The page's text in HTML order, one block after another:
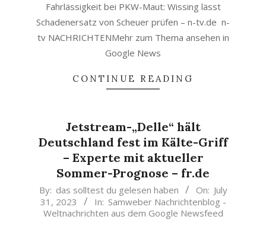
Fahrlässigkeit bei PKW-Maut: Wissing lässt
Schadenersatz von Scheuer prüfen – n-tv.de n-
tv NACHRICHTENMehr zum Thema ansehen in
Google News
CONTINUE READING
Jetstream-„Delle“ hält
Deutschland fest im Kälte-Griff
– Experte mit aktueller
Sommer-Prognose – fr.de
2023-
07-
31
By: das solltest du gelesen haben On: July
31, 2023
In: Samweber Nachrichtenblog -
Weltnachrichten aus dem Google Newsfeed